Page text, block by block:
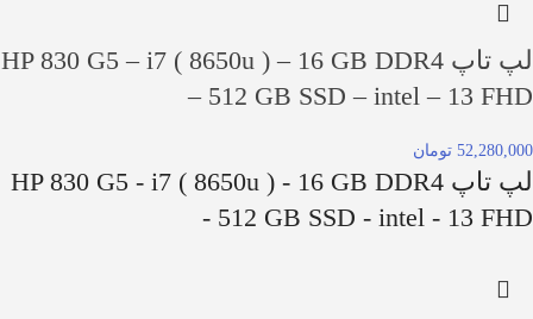
لپ تاپ HP 830 G5 – i7 ( 8650u ) – 16 GB DDR4
– 512 GB SSD – intel – 13 FHD
52,280,000 تومان
لپ تاپ HP 830 G5 - i7 ( 8650u ) - 16 GB DDR4
- 512 GB SSD - intel - 13 FHD